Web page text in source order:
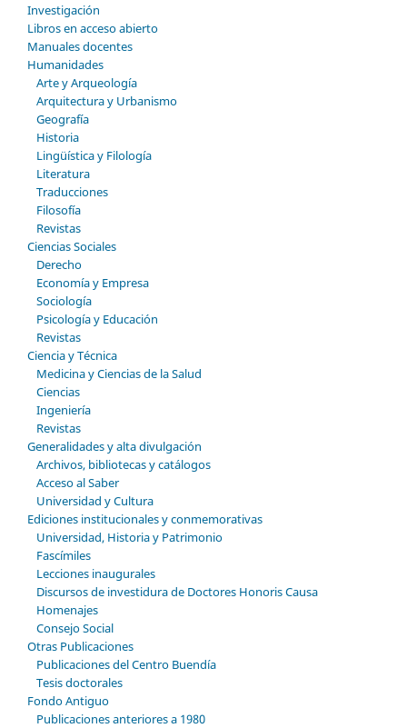
Investigación
Libros en acceso abierto
Manuales docentes
Humanidades
Arte y Arqueología
Arquitectura y Urbanismo
Geografía
Historia
Lingüística y Filología
Literatura
Traducciones
Filosofía
Revistas
Ciencias Sociales
Derecho
Economía y Empresa
Sociología
Psicología y Educación
Revistas
Ciencia y Técnica
Medicina y Ciencias de la Salud
Ciencias
Ingeniería
Revistas
Generalidades y alta divulgación
Archivos, bibliotecas y catálogos
Acceso al Saber
Universidad y Cultura
Ediciones institucionales y conmemorativas
Universidad, Historia y Patrimonio
Fascímiles
Lecciones inaugurales
Discursos de investidura de Doctores Honoris Causa
Homenajes
Consejo Social
Otras Publicaciones
Publicaciones del Centro Buendía
Tesis doctorales
Fondo Antiguo
Publicaciones anteriores a 1980